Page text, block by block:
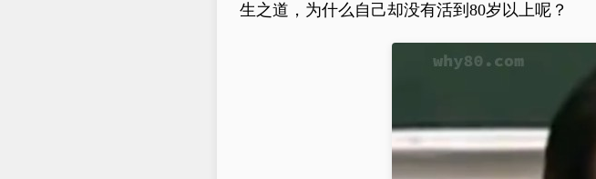
生之道，为什么自己却没有活到80岁以上呢？